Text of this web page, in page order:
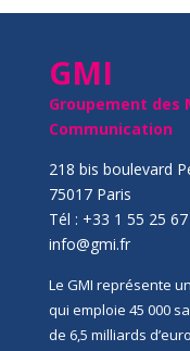
GMI
Groupement des
Communication
218 bis boulevard
75017 Paris
Tél : +33 1 55 25
info@gmi.fr
Le GMI représente
qui emploie 45 000
de 6,5 milliards